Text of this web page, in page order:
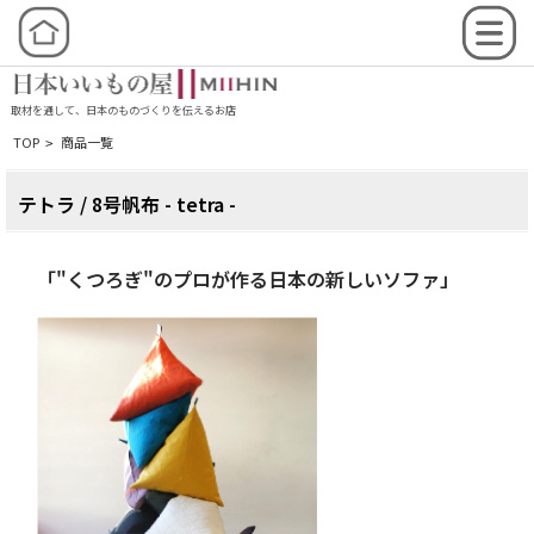
取材を通して、日本のものづくりを伝えるお店
TOP > 商品一覧
テトラ / 8号帆布 - tetra -
「"くつろぎ"のプロが作る日本の新しいソファ」